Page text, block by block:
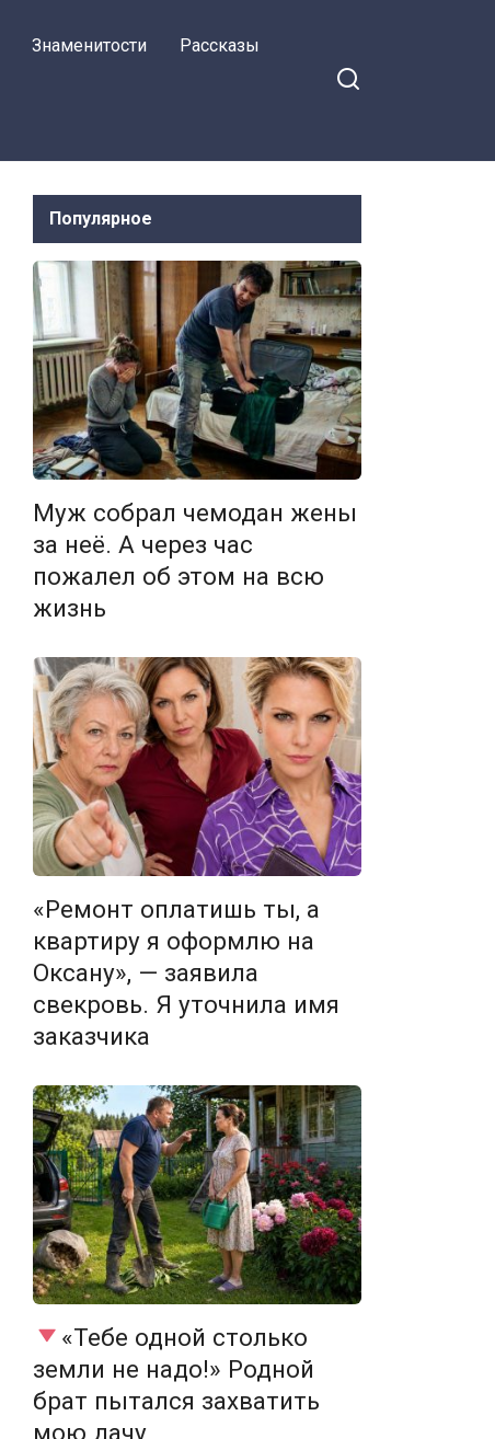
Знаменитости Рассказы
Популярное
Муж собрал чемодан жены
за неё. А через час
пожалел об этом на всю
жизнь
«Ремонт оплатишь ты, а
квартиру я оформлю на
Оксану», — заявила
свекровь. Я уточнила имя
заказчика
«Тебе одной столько
земли не надо!» Родной
брат пытался захватить
мою дачу